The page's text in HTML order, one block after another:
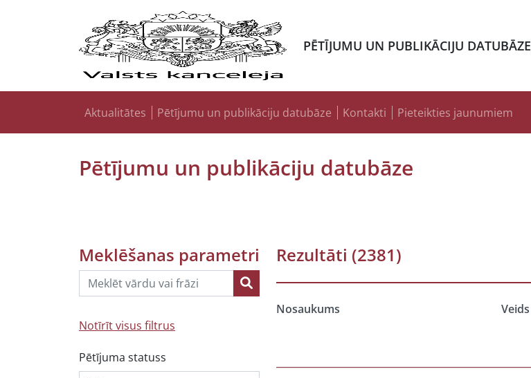
PĒTĪJUMU UN PUBLIKĀCIJU DATUBĀZE
Aktualitātes Pētījumu un publikāciju datubāze Kontakti Pieteikties jaunumiem
Pētījumu un publikāciju datubāze
Meklēšanas parametri
Notīrīt visus filtrus
Pētījuma statuss
Rezultāti (2381)
Nosaukums Veids